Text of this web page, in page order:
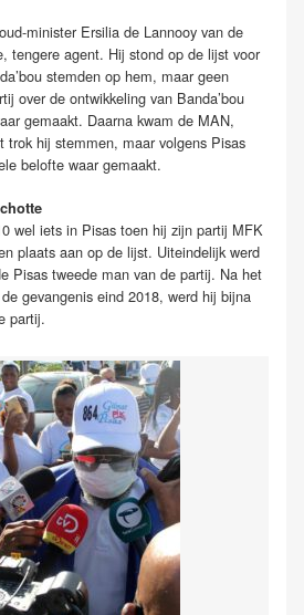
minister Ersilia de Lannooy van de
tengere agent. Hij stond op de lijst voor
stemden op hem, maar geen
over de ontwikkeling van Banda’bou
gemaakt. Daarna kwam de MAN,
trok hij stemmen, maar volgens Pisas
belofte waar gemaakt.
wel iets in Pisas toen hij zijn partij MFK
plaats aan op de lijst. Uiteindelijk werd
Pisas tweede man van de partij. Na het
gevangenis eind 2018, werd hij bijna
partij.